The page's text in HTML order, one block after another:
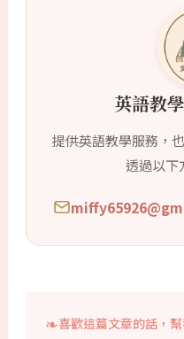
英語教
提供英語教學服務，
透過以下
喜歡這篇文章的話，